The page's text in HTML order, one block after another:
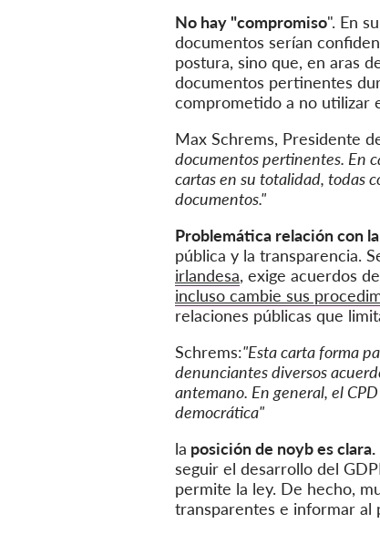
No hay "compromiso". En
documentos serían
postura, sino que, en aras
documentos pertinentes
comprometido a no utilizar
Max Schrems, Presidente
documentos pertinentes. En
cartas en su totalidad, todas
documentos."
Problemática relación con
pública y la transparencia.
irlandesa, exige acuerdos
incluso cambie sus
relaciones públicas que
Schrems:"Esta carta forma
denunciantes diversos
antemano. En general, el
democrática"
la posición de noyb es clara.
seguir el desarrollo del
permite la ley. De hecho,
transparentes e informar al